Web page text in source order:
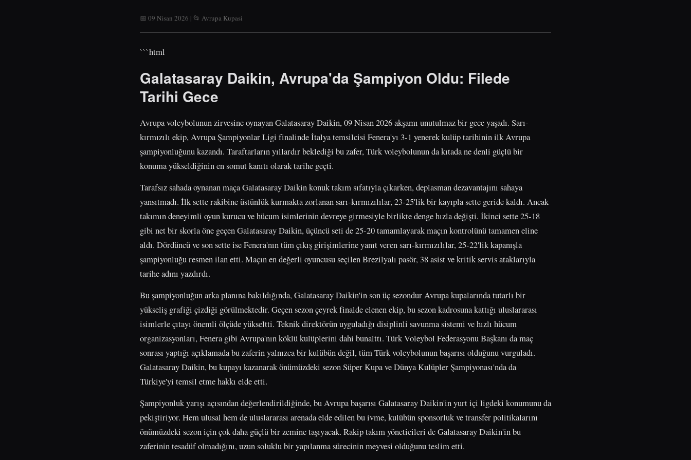
📅 09 Nisan 2026 | 📂 Avrupa Kupasi
```html
Galatasaray Daikin, Avrupa'da Şampiyon Oldu: Filede
Tarihi Gece
Avrupa voleybolunun zirvesine oynayan Galatasaray Daikin, 09 Nisan 2026 akşamı unutulmaz bir gece yaşadı. Sarı-
kırmızılı ekip, Avrupa Şampiyonlar Ligi finalinde İtalya temsilcisi Fenera'yı 3-1 yenerek kulüp tarihinin ilk Avrupa
şampiyonluğunu kazandı. Taraftarların yıllardır beklediği bu zafer, Türk voleybolunun da kıtada ne denli güçlü bir
konuma yükseldiğinin en somut kanıtı olarak tarihe geçti.
Tarafsız sahada oynanan maça Galatasaray Daikin konuk takım sıfatıyla çıkarken, deplasman dezavantajını sahaya
yansıtmadı. İlk sette rakibine üstünlük kurmakta zorlanan sarı-kırmızılılar, 23-25'lik bir kayıpla sette geride kaldı. Ancak
takımın deneyimli oyun kurucu ve hücum isimlerinin devreye girmesiyle birlikte denge hızla değişti. İkinci sette 25-18
gibi net bir skorla öne geçen Galatasaray Daikin, üçüncü seti de 25-20 tamamlayarak maçın kontrolünü tamamen eline
aldı. Dördüncü ve son sette ise Fenera'nın tüm çıkış girişimlerine yanıt veren sarı-kırmızılılar, 25-22'lik kapanışla
şampiyonluğu resmen ilan etti. Maçın en değerli oyuncusu seçilen Brezilyalı pasör, 38 asist ve kritik servis ataklarıyla
tarihe adını yazdırdı.
Bu şampiyonluğun arka planına bakıldığında, Galatasaray Daikin'in son üç sezondur Avrupa kupalarında tutarlı bir
yükseliş grafiği çizdiği görülmektedir. Geçen sezon çeyrek finalde elenen ekip, bu sezon kadrosuna kattığı uluslararası
isimlerle çıtayı önemli ölçüde yükseltti. Teknik direktörün uyguladığı disiplinli savunma sistemi ve hızlı hücum
organizasyonları, Fenera gibi Avrupa'nın köklü kulüplerini dahi bunalttı. Türk Voleybol Federasyonu Başkanı da maç
sonrası yaptığı açıklamada bu zaferin yalnızca bir kulübün değil, tüm Türk voleybolunun başarısı olduğunu vurguladı.
Galatasaray Daikin, bu kupayı kazanarak önümüzdeki sezon Süper Kupa ve Dünya Kulüpler Şampiyonası'nda da
Türkiye'yi temsil etme hakkı elde etti.
Şampiyonluk yarışı açısından değerlendirildiğinde, bu Avrupa başarısı Galatasaray Daikin'in yurt içi ligdeki konumunu da
pekiştiriyor. Hem ulusal hem de uluslararası arenada elde edilen bu ivme, kulübün sponsorluk ve transfer politikalarını
önümüzdeki sezon için çok daha güçlü bir zemine taşıyacak. Rakip takım yöneticileri de Galatasaray Daikin'in bu
zaferinin tesadüf olmadığını, uzun soluklu bir yapılanma sürecinin meyvesi olduğunu teslim etti.